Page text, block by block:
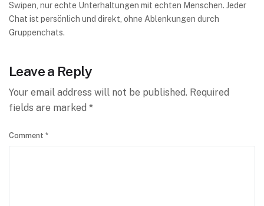
Swipen, nur echte Unterhaltungen mit echten Menschen. Jeder
Chat ist persönlich und direkt, ohne Ablenkungen durch
Gruppenchats.
Leave a Reply
Your email address will not be published. Required
fields are marked *
Comment *